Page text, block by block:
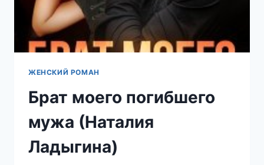
ЖЕНСКИЙ РОМАН
Брат моего погибшего
мужа (Наталия
Ладыгина)